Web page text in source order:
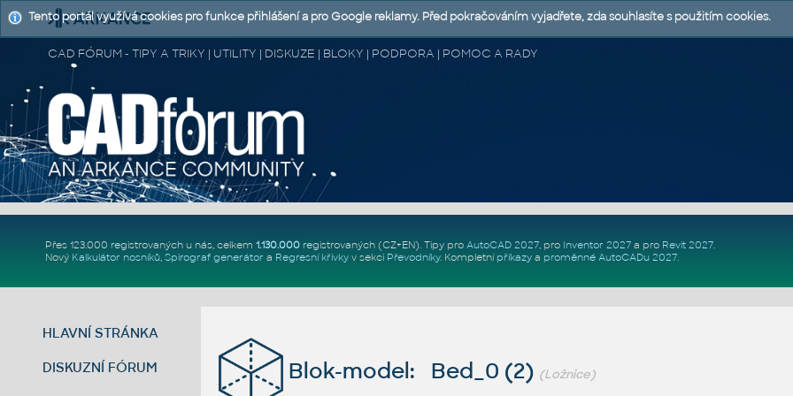
CAD FÓRUM - TIPY A TRIKY | UTILITY | DISKUZE | BLOKY | PODPORA | POMOC A RADY
Přes 123.000 registrovaných u nás, celkem 1.130.000registrovaných (CZ+EN). Tipy pro AutoCAD 2027, pro Inventor 2027a pro Revit 2027.
Nový Kalkulátor nosníků, Spirograf generátor a Regresní křivkyv sekci Převodníky. Kompletní příkazya proměnné AutoCADu 2027.
HLAVNÍ STRÁNKA
DISKUZNÍ FÓRUM Blok-model: Bed_0 (2) (Ložnice)
Tento portál využívá cookies pro funkce přihlášení a pro Google reklamy. Před pokračováním vyjadřete, zda souhlasíte s použitím cookies.